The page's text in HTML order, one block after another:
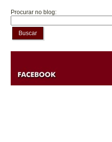
Procurar no blog:
Buscar